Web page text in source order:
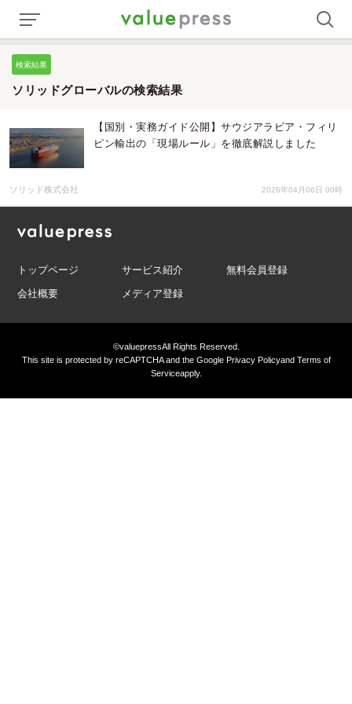
検索結果
ソリッドグローバルの検索結果
【国別・実務ガイド公開】サウジアラビア・フィリ
ピン輸出の「現場ルール」を徹底解説しました
ソリッド株式会社 2026年04月06日 00時
トップページ サービス紹介
無料会員登録
会社概要
メディア登録
©valuepressAll Rights Reserved.
This site is protected by reCAPTCHA and the GooglePrivacy Policyand Terms of
Serviceapply.